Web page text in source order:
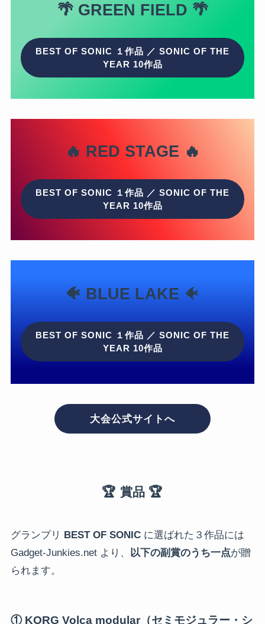
🌴 GREEN FIELD 🌴
BEST OF SONIC １作品 ／ SONIC OF THE
YEAR 10作品
🔥 RED STAGE 🔥
BEST OF SONIC １作品 ／ SONIC OF THE
YEAR 10作品
🐠 BLUE LAKE 🐠
BEST OF SONIC １作品 ／ SONIC OF THE
YEAR 10作品
大会公式サイトへ
🏆 賞品 🏆
グランプリ BEST OF SONICに選ばれた３作品には
Gadget-Junkies.net より、 以下の副賞のうち一点が贈
られます。
① KORG Volca modular（セミモジュラー・シ